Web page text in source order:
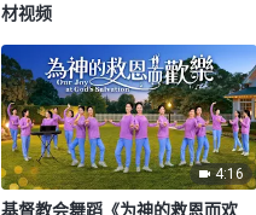
材视频
4:16
基督教会舞蹈《为神的救恩而欢